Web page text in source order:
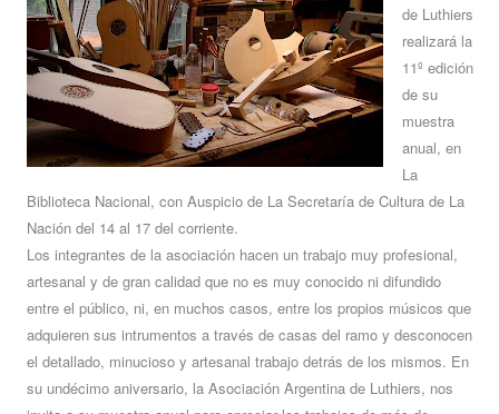
de Luthiers
realizará la
11º edición
de su
muestra
anual, en
La
Biblioteca Nacional, con Auspicio de La Secretaría de Cultura de La
Nación del 14 al 17 del corriente.
Los integrantes de la asociación hacen un trabajo muy profesional,
artesanal y de gran calidad que no es muy conocido ni difundido
entre el público, ni, en muchos casos, entre los propios músicos que
adquieren sus intrumentos a través de casas del ramo y desconocen
el detallado, minucioso y artesanal trabajo detrás de los mismos. En
su undécimo aniversario, la Asociación Argentina de Luthiers, nos